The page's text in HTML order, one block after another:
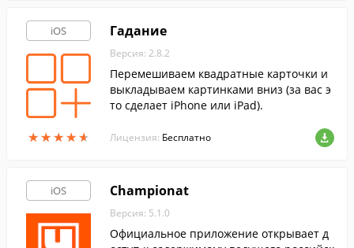
iOS
★★★★★
★★★★★
Гадание
Версия: 2.8.2
Перемешиваем квадратные карточки и
выкладываем картинками вниз (за вас э
то сделает iPhone или iPad).
Лицензия: Бесплатно
iOS Championat
Версия: 5.1.0
Официальное приложение открывает д